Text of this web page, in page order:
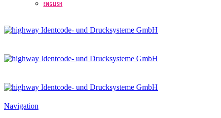
ENGLISH
Navigation